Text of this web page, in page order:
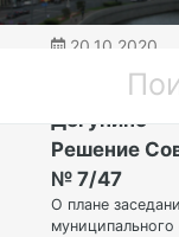
20.10.2020
САО |
Дегунино
Решение
№ 7/47
О плане